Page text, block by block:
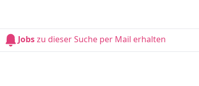
Jobszu dieser Suche per Mail erhalten